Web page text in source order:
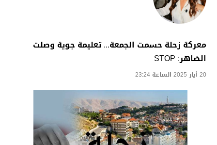
معركة زحلة حسمت الجمعة... تعليمة جوية وصلت
الضاهر: STOP
20 أيار 2025 الساعة 23:24